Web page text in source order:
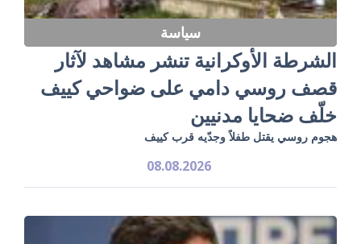
سياسة
الشرطة الأوكرانية تنشر مشاهد لآثار
قصف روسي دامي على ضواحي كييف
خلّف ضحايا مدنيين
هجوم روسي يقتل طفلاً وجدّيه قرب كييف
08.08.2026